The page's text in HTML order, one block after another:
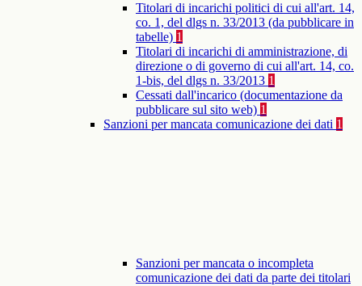
Titolari di incarichi politici di cui all'art. 14,
co. 1, del dlgs n. 33/2013 (da pubblicare in
tabelle) 1
Titolari di incarichi di amministrazione, di
direzione o di governo di cui all'art. 14, co.
1-bis, del dlgs n. 33/2013 1
Cessati dall'incarico (documentazione da
pubblicare sul sito web) 1
Sanzioni per mancata comunicazione dei dati 1
Sanzioni per mancata o incompleta
comunicazione dei dati da parte dei titolari